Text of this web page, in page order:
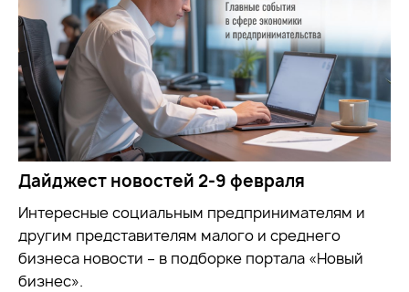
Дайджест новостей 2-9 февраля
Интересные социальным предпринимателям и
другим представителям малого и среднего
бизнеса новости – в подборке портала «Новый
бизнес».